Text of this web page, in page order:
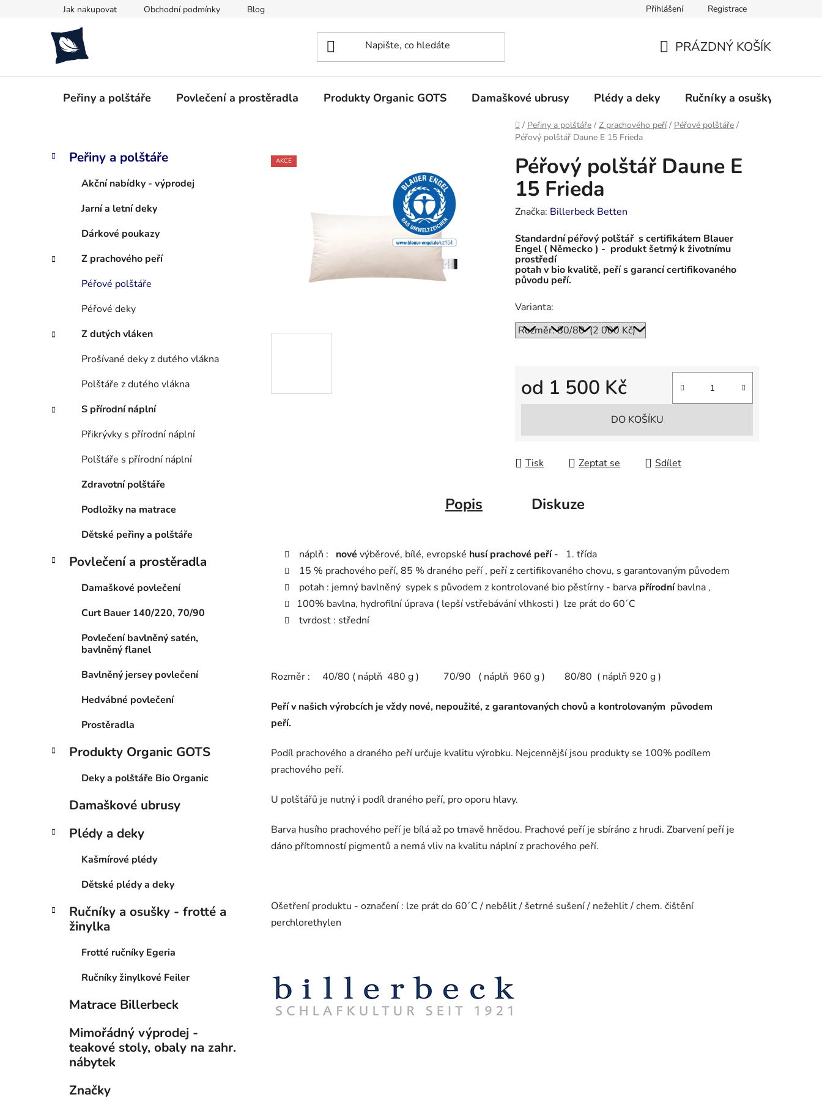
Jak nakupovat Obchodní podmínky Blog Přihlášení Registrace
KOŠÍK
PRÁZDNÝ KOŠÍK
Peřiny a polštáře Povlečení a prostěradla Produkty Organic GOTS Damaškové ubrusy Plédy a deky Ručníky a osušky - frotté
Domů
/ Peřiny a polštáře / Z prachového peří / Péřové polštáře /
Péřový polštář Daune E 15 Frieda
P
n
e
Přeskočit
kategorie
K
a
e
Peřiny a polštáře
Akční nabídky - výprodej
Jarní a letní deky
Dárkové poukazy
Z prachového peří
Péřové polštáře
Péřové deky
Z dutých vláken
Prošívané deky z dutého vlákna
Polštáře z dutého vlákna
S přírodní náplní
Přikrývky s přírodní náplní
Polštáře s přírodní náplní
Zdravotní polštáře
Podložky na matrace
Dětské peřiny a polštáře
Povlečení a prostěradla
Damaškové povlečení
Curt Bauer 140/220, 70/90
Povlečení bavlněný satén,
bavlněný flanel
Bavlněný jersey povlečení
Hedvábné povlečení
Prostěradla
Produkty Organic GOTS
Deky a polštáře Bio Organic
Damaškové ubrusy
Plédy a deky
Kašmírové plédy
Dětské plédy a deky
Ručníky a osušky - frotté a
žinylka
Frotté ručníky Egeria
Ručníky žinylkové Feiler
Matrace Billerbeck
Mimořádný výprodej -
teakové stoly, obaly na zahr.
nábytek
Značky
Péřový polštář Daune E
15 Frieda
Značka: Billerbeck Betten
Standardní péřový polštář s certifikátem Blauer
Engel ( Německo ) - produkt šetrný k životnímu
prostředí
potah v bio kvalitě, peří s garancí certifikovaného
původu peří.
Varianta:
od 1 500 Kč
Měrná cena:
DO KOŠÍKU
Tisk Zeptat se Sdílet
AKCE
Popis Diskuze
náplň : nové výběrové, bílé, evropské husí prachové peří- 1. třída
15 % prachového peří, 85 % draného peří , peří z certifikovaného chovu, s garantovaným původem
potah : jemný bavlněný sypek s původem z kontrolované bio pěstírny - barva přírodní bavlna ,
100% bavlna, hydrofilní úprava ( lepší vstřebávání vlhkosti ) lze prát do 60´C
tvrdost : střední
Rozměr : 40/80 ( náplň 480 g ) 70/90 ( náplň 960 g ) 80/80 ( náplň 920 g )
Peří v našich výrobcích je vždy nové, nepoužité, z garantovaných chovů a kontrolovaným původem
peří.
Podíl prachového a draného peří určuje kvalitu výrobku. Nejcennější jsou produkty se 100% podílem
prachového peří.
U polštářů je nutný i podíl draného peří, pro oporu hlavy.
Barva husího prachového peří je bílá až po tmavě hnědou. Prachové peří je sbíráno z hrudi. Zbarvení peří je
dáno přítomností pigmentů a nemá vliv na kvalitu náplní z prachového peří.
Ošetření produktu - označení : lze prát do 60´C / nebělit / šetrné sušení / nežehlit / chem. čištění
perchlorethylen